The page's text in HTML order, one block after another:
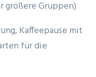
größere Gruppen)
Kaffeepause mit
für die